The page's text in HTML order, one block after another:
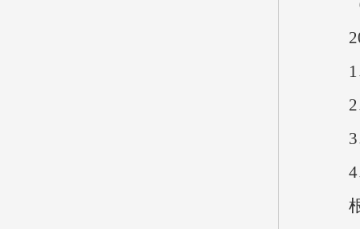
1、
2、
3、
4、
根